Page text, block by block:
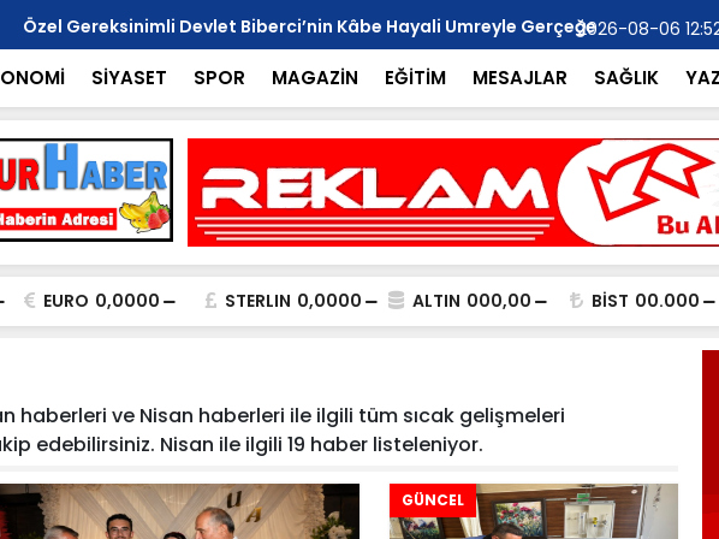
Özel Gereksinimli Devlet Biberci’nin Kâbe Hayali Umreyle Gerçeğe
Dönüştü..
MHP
Ziyareti..
2026-08-06
SİYASET SPOR MAGAZİN EĞİTİM MESAJLAR SAĞLIK
EURO 0,0000 STERLIN 0,0000 ALTIN 000,00 BİST 00.000
haberleri ve Nisan haberleri ile ilgili tüm sıcak gelişmeleri
edebilirsiniz. Nisan ile ilgili 19 haber listeleniyor.
GÜNCEL